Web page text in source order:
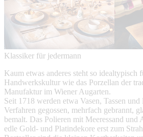
Klassiker für jedermann
Kaum etwas anderes steht so idealtypisch
Handwerkskultur wie das Porzellan der
Manufaktur im Wiener Augarten.
Seit 1718 werden etwa Vasen, Tassen
Verfahren gegossen, mehrfach gebrannt,
bemalt. Das Polieren mit Meeressand und
edle Gold- und Platindekore erst zum